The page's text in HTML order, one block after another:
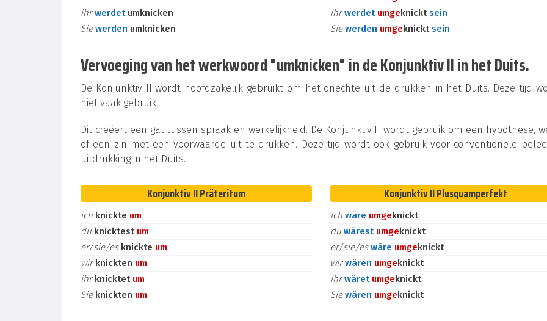
ihrwerdet umknicken
Siewerden umknicken
ihrwerdet umgeknicktsein
Siewerden umgeknicktsein
Vervoeging van het werkwoord "umknicken" in de Konjunktiv II in het Duits.
De Konjunktiv II wordt hoofdzakelijk gebruikt om het onechte uit de drukken in het Duits. Deze tijd
niet vaak gebruikt.
Dit creëert een gat tussen spraak en werkelijkheid. De Konjunktiv II wordt gebruik om een hypothese,
of een zin met een voorwaarde uit te drukken. Deze tijd wordt ook gebruik voor conventionele
uitdrukking in het Duits.
Konjunktiv II Präteritum
ich knickte um
du knicktest um
er/sie/es knickte um
wirknickten um
ihrknicktet um
Sie knickten um
Konjunktiv II Plusquamperfekt
ich wäre umgeknickt
du wärest umgeknickt
er/sie/eswäre umgeknickt
wirwären umgeknickt
ihrwäret umgeknickt
Siewären umgeknickt